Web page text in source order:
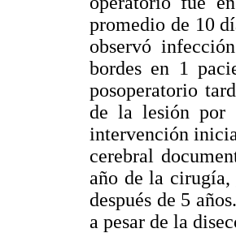
promedio de 10
observó
bordes en 1
posoperatorio
de la lesión por
intervención
cerebral
año de la
después de 5
a pesar de la